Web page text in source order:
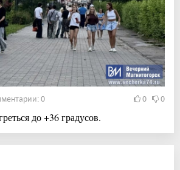
0 0 0
до +36 градусов.